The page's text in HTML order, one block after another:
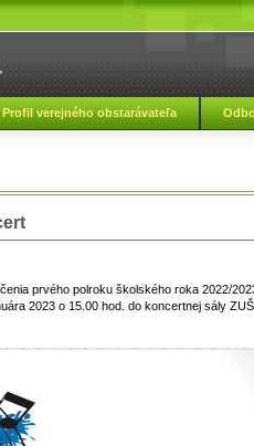
Profil verejného obstarávateľa
prvého polroku školského roka 2022/
2023 o 15.00 hod. do koncertnej sály